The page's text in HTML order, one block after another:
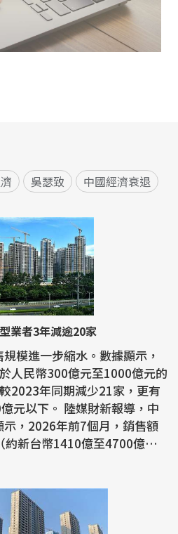
吳瑟致 中國經濟衰退
業者3年減逾20家
模進一步縮水。數據顯示，
人民幣300億元至1000億元的
2023年同期減少21家，更有
財新報導，中
，2026年前7個月，銷售額
新台幣1410億至4700億